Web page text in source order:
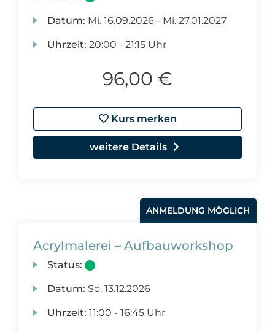
Datum: Mi. 16.09.2026 - Mi. 27.01.2027
Uhrzeit: 20:00 - 21:15 Uhr
96,00 €
Kurs merken
weitere Details
ANMELDUNG MÖGLICH
Acrylmalerei – Aufbauworkshop
Status:
Datum: So. 13.12.2026
Uhrzeit: 11:00 - 16:45 Uhr